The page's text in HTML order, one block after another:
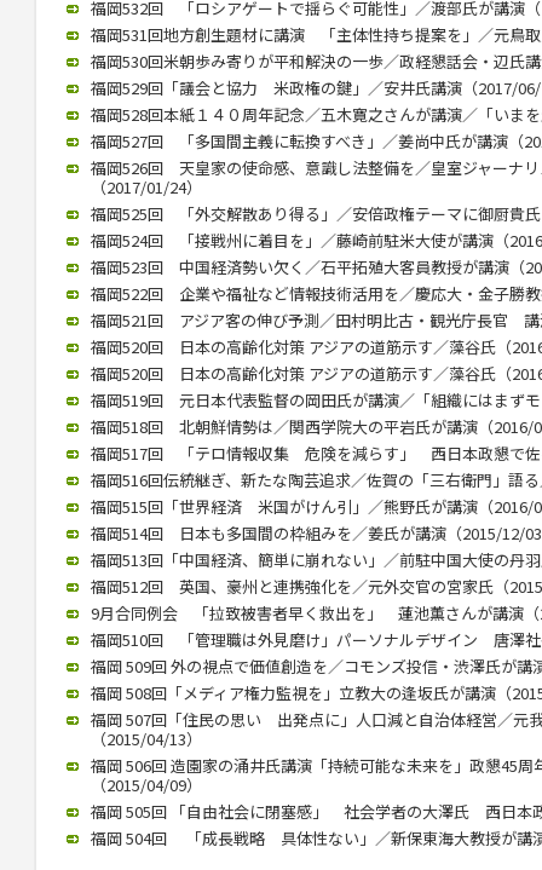
福岡532回 「ロシアゲートで揺らぐ可能性」／渡部氏が講演
福岡531回地方創生題材に講演 「主体性持ち提案を」／元鳥
福岡530回米朝歩み寄りが平和解決の一歩／政経懇話会・辺氏
福岡529回「議会と協力 米政権の鍵」／安井氏講演（2017/
福岡528回本紙１４０周年記念／五木寛之さんが講演／「いま
福岡527回 「多国間主義に転換すべき」／姜尚中氏が講演（
福岡526回 天皇家の使命感、意識し法整備を／皇室ジャーナ
（2017/01/24）
福岡525回 「外交解散あり得る」／安倍政権テーマに御厨貴
福岡524回 「接戦州に着目を」／藤崎前駐米大使が講演（
福岡523回 中国経済勢い欠く／石平拓殖大客員教授が講演（
福岡522回 企業や福祉など情報技術活用を／慶応大・金子勝
福岡521回 アジア客の伸び予測／田村明比古・観光庁長官 講
福岡520回 日本の高齢化対策 アジアの道筋示す／藻谷氏（
福岡520回 日本の高齢化対策 アジアの道筋示す／藻谷氏（
福岡519回 元日本代表監督の岡田氏が講演／「組織にはまず
福岡518回 北朝鮮情勢は／関西学院大の平岩氏が講演（2016/
福岡517回 「テロ情報収集 危険を減らす」 西日本政懇で佐
福岡516回伝統継ぎ、新たな陶芸追求／佐賀の「三右衛門」語
福岡515回「世界経済 米国がけん引」／熊野氏が講演（2016/
福岡514回 日本も多国間の枠組みを／姜氏が講演（2015/12/
福岡513回「中国経済、簡単に崩れない」／前駐中国大使の丹
福岡512回 英国、豪州と連携強化を／元外交官の宮家氏（
9月合同例会 「拉致被害者早く救出を」 蓮池薫さんが講演
福岡510回 「管理職は外見磨け」パーソナルデザイン 唐澤
福岡 509回 外の視点で価値創造を／コモンズ投信・渋澤氏が講
福岡 508回「メディア権力監視を」立教大の逢坂氏が講演（
福岡 507回「住民の思い 出発点に」人口減と自治体経営／元
（2015/04/13）
福岡 506回 造園家の涌井氏講演「持続可能な未来を」政懇45
（2015/04/09）
福岡 505回 「自由社会に閉塞感」 社会学者の大澤氏 西日本
福岡 504回 「成長戦略 具体性ない」／新保東海大教授が講